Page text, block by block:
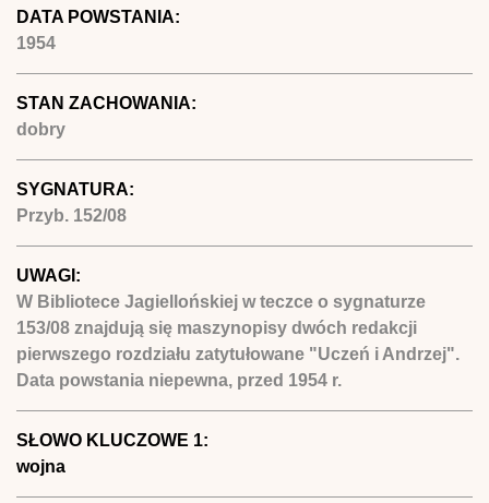
DATA POWSTANIA:
1954
STAN ZACHOWANIA:
dobry
SYGNATURA:
Przyb. 152/08
UWAGI:
W Bibliotece Jagiellońskiej w teczce o sygnaturze
153/08 znajdują się maszynopisy dwóch redakcji
pierwszego rozdziału zatytułowane "Uczeń i Andrzej".
Data powstania niepewna, przed 1954 r.
SŁOWO KLUCZOWE 1:
wojna